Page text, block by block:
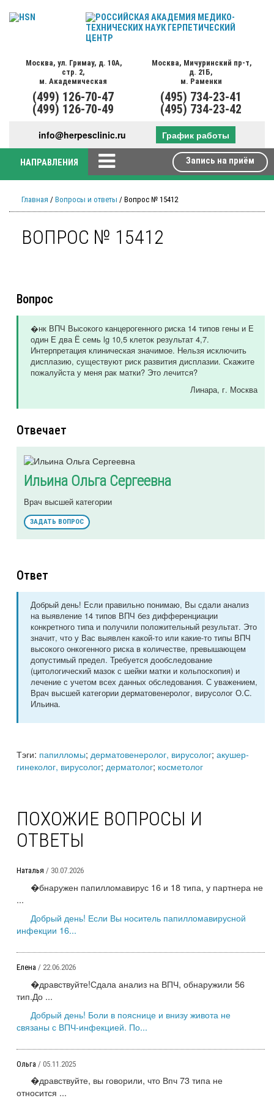
Москва, ул. Гримау, д. 10А,
стр. 2,
м. Академическая
(499) 126-70-47
(499) 126-70-49
Москва, Мичуринский пр-т,
д. 21Б,
м. Раменки
(495) 734-23-41
(495) 734-23-42
info@herpesclinic.ru График работы
НАПРАВЛЕНИЯ Запись на приём
Главная / Вопросы и ответы / Вопрос № 15412
ВОПРОС № 15412
Вопрос
�нк ВПЧ Высокого канцерогенного риска 14 типов гены и Е
один Е два Ё семь lg 10,5 клеток результат 4,7.
Интерпретация клиническая значимое. Нельзя исключить
дисплазию, существуют риск развития дисплазии. Скажите
пожалуйста у меня рак матки? Это лечится?
Линара, г. Москва
Отвечает
Ильина Ольга Сергеевна
Врач высшей категории
ЗАДАТЬ ВОПРОС
Ответ
Добрый день! Если правильно понимаю, Вы сдали анализ
на выявление 14 типов ВПЧ без дифференциации
конкретного типа и получили положительный результат. Это
значит, что у Вас выявлен какой-то или какие-то типы ВПЧ
высокого онкогенного риска в количестве, превышающем
допустимый предел. Требуется дообследование
(цитологический мазок с шейки матки и кольпоскопия) и
лечение с учетом всех данных обследования. С уважением,
Врач высшей категории дерматовенеролог, вирусолог О.С.
Ильина.
Тэги: папилломы; дерматовенеролог, вирусолог; акушер-
гинеколог, вирусолог; дерматолог; косметолог
ПОХОЖИЕ ВОПРОСЫ И
ОТВЕТЫ
Наталья / 30.07.2026
�бнаружен папилломавирус 16 и 18 типа, у партнера не
...
Добрый день! Если Вы носитель папилломавирусной
инфекции 16...
Елена / 22.06.2026
�дравствуйте!Сдала анализ на ВПЧ, обнаружили 56
тип.До ...
Добрый день! Боли в пояснице и внизу живота не
связаны с ВПЧ-инфекцией. По...
Ольга / 05.11.2025
�дравствуйте, вы говорили, что Впч 73 типа не
относится ...